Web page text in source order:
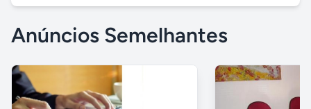
Anúncios Semelhantes